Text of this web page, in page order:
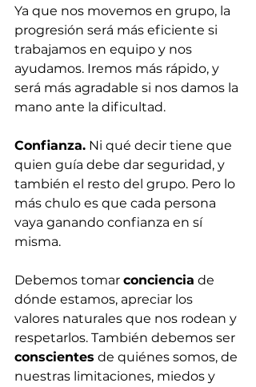
Ya que nos movemos en grupo, la
progresión será más eficiente si
trabajamos en equipo y nos
ayudamos. Iremos más rápido, y
será más agradable si nos damos la
mano ante la dificultad.
Confianza. Ni qué decir tiene que
quien guía debe dar seguridad, y
también el resto del grupo. Pero lo
más chulo es que cada persona
vaya ganando confianza en sí
misma.
Debemos tomar conciencia de
dónde estamos, apreciar los
valores naturales que nos rodean y
respetarlos. También debemos ser
conscientes de quiénes somos, de
nuestras limitaciones, miedos y